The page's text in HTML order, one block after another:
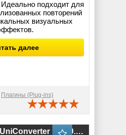
подходит для
повторений
визуальных
далее
Плагины (Plug-ins)
Wondershare UniConverter 16.3.0.159 RePack